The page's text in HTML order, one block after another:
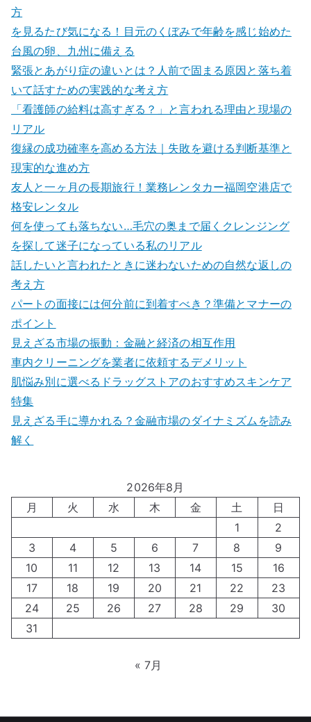
方
を見るたび気になる！目元のくぼみで年齢を感じ始めた
台風の卵、九州に備える
緊張とあがり症の違いとは？人前で固まる原因と落ち着
いて話すための実践的な考え方
「看護師の給料は高すぎる？」と言われる理由と現場の
リアル
復縁の成功確率を高める方法｜失敗を避ける判断基準と
現実的な進め方
友人と一ヶ月の長期旅行！業務レンタカー福岡空港店で
格安レンタル
何を使っても落ちない…毛穴の奥まで届くクレンジング
を探して迷子になっている私のリアル
話したいと言われたときに迷わないための自然な返しの
考え方
パートの面接には何分前に到着すべき？準備とマナーの
ポイント
見えざる市場の振動：金融と経済の相互作用
車内クリーニングを業者に依頼するデメリット
肌悩み別に選べるドラッグストアのおすすめスキンケア
特集
見えざる手に導かれる？金融市場のダイナミズムを読み
解く
2026年8月
月
火 水 木 金 土
日
1
2
3
4 5 6 7 8
9
10
11 12 13 14 15
16
17
18 19 20 21 22
23
24
25 26 27 28 29
30
31
« 7月